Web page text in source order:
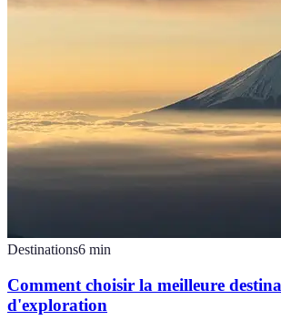
Destinations6 min
Comment choisir la meilleure
d'exploration